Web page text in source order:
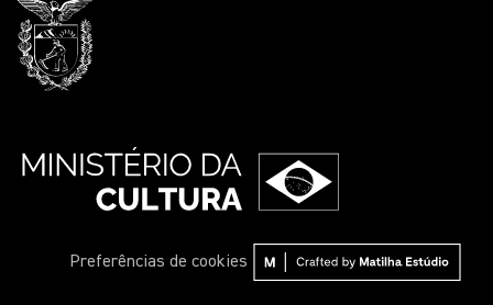
Preferências de cookies